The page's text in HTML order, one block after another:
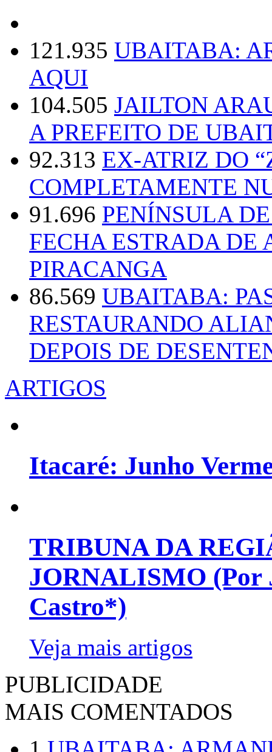
121.935 UBAITABA:
AQUI
104.505 JAILTON
A PREFEITO DE
92.313 EX-ATRIZ DO
COMPLETAMENTE
91.696 PENÍNSULA
FECHA ESTRADA DE
PIRACANGA
86.569 UBAITABA:
RESTAURANDO
DEPOIS DE
ARTIGOS
Itacaré: Junho
TRIBUNA DA
JORNALISMO (Por
Castro*)
Veja mais artigos
PUBLICIDADE
MAIS COMENTADOS